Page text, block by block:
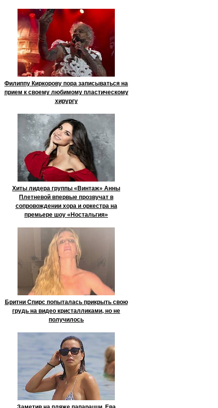
Филиппу Киркорову пора записываться на
прием к своему любимому пластическому
хирургу
Хиты лидера группы «Винтаж» Анны
Плетневой впервые прозвучат в
сопровождении хора и оркестра на
премьере шоу «Ностальгия»
Бритни Спирс попыталась прикрыть свою
грудь на видео кристалликами, но не
получилось